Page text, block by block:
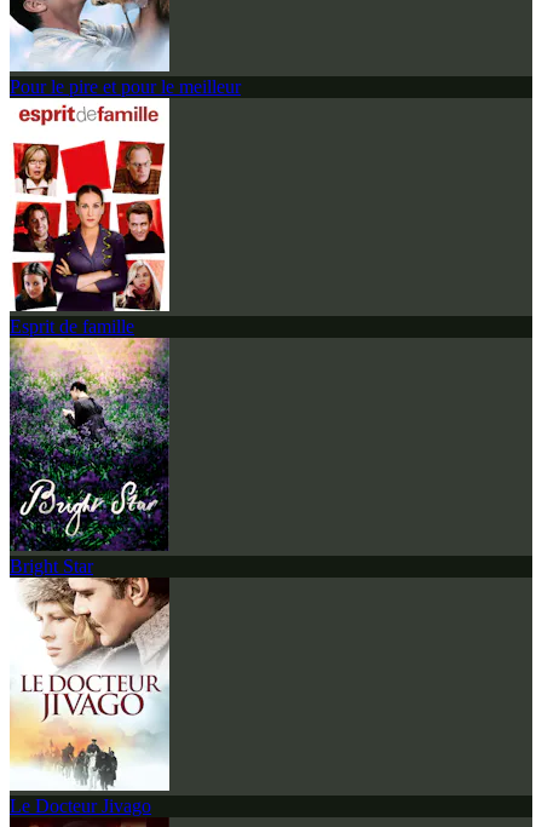
Pour le pire et pour le meilleur
Esprit de famille
Bright Star
Le Docteur Jivago